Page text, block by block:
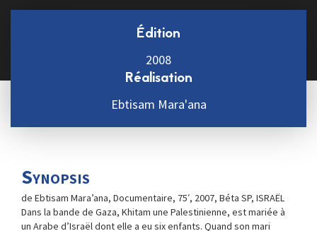
Édition
2008
Réalisation
Ebtisam Mara'ana
Synopsis
de Ebtisam Mara’ana, Documentaire, 75′, 2007, Béta SP, ISRAËL
Dans la bande de Gaza, Khitam une Palestinienne, est mariée à
un Arabe d’Israël dont elle a eu six enfants. Quand son mari